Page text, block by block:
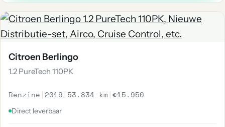
Citroen Berlingo
1.2 PureTech 110PK
Benzine | 2019 | 53.834 km |€15.950
Direct leverbaar